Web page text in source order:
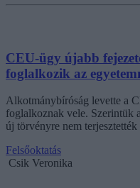
CEU-ügy újabb
foglalkozik az
Alkotmánybíróság levette a
foglalkoznak vele. Szerintük
új törvényre nem
Felsőoktatás
Csik Veronika